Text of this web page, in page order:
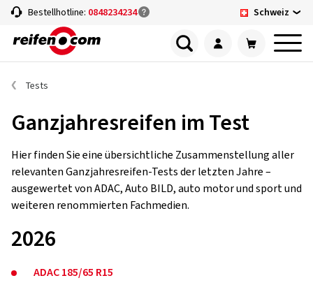
Bestellhotline: 0848234234 Schweiz
Tests
Ganzjahresreifen im Test
Hier finden Sie eine übersichtliche Zusammenstellung aller
relevanten Ganzjahresreifen-Tests der letzten Jahre –
ausgewertet von ADAC, Auto BILD, auto motor und sport und
weiteren renommierten Fachmedien.
2026
ADAC 185/65 R15